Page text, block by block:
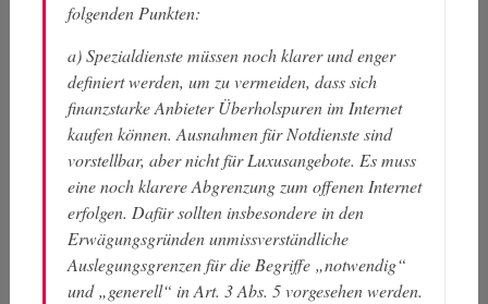
folgenden Punkten:
a) Spezialdienste müssen noch klarer und enger
definiert werden, um zu vermeiden, dass sich
finanzstarke Anbieter Überholspuren im Internet
kaufen können. Ausnahmen für Notdienste sind
vorstellbar, aber nicht für Luxusangebote. Es muss
eine noch klarere Abgrenzung zum offenen Internet
erfolgen. Dafür sollten insbesondere in den
Erwägungsgründen unmissverständliche
Auslegungsgrenzen für die Begriffe „notwendig“
und „generell“ in Art. 3 Abs. 5 vorgesehen werden.